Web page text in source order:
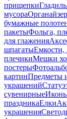
прищепки
мусора
бумажные
пакетыФольга,
для глажения
шпагатыЕмкости,
плечикиМешки
постеры
картинПредметы
украшений
сувенирные
праздникаЕлки
украшения